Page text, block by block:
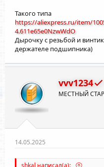
Такого типа
https://aliexpress.ru/item/
4.611e65e0NzwWdO
Дырочку с резьбой и
держателе подшипника)
vvv1234
МЕСТНЫЙ
14.05.2025
shkal написал(а):